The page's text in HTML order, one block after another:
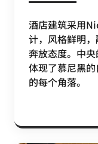
酒店建筑采用
计，风格鲜明
奔放态度。中央
体现了慕尼黑
的每个角落。